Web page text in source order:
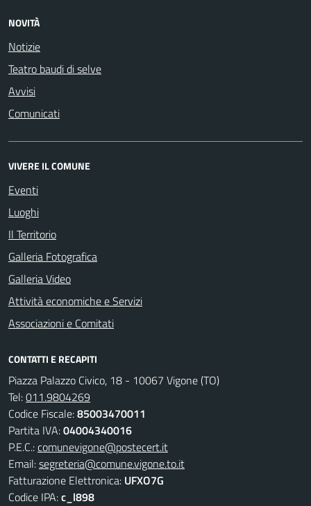
NOVITÀ
Notizie
Teatro baudi di selve
Avvisi
Comunicati
VIVERE IL COMUNE
Eventi
Luoghi
Il Territorio
Galleria Fotografica
Galleria Video
Attività economiche e Servizi
Associazioni e Comitati
CONTATTI E RECAPITI
Piazza Palazzo Civico, 18 - 10067 Vigone (TO)
Tel:011.9804269
Codice Fiscale:85003470011
Partita IVA:04004340016
P.E.C.:comunevigone@postecert.it
Email:segreteria@comune.vigone.to.it
Fatturazione Elettronica: UFXO7G
Codice IPA:c_l898